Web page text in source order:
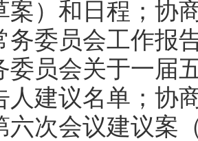
案）和日程；协
务委员会工作报
委员会关于一届
人建议名单；协
六次会议建议案